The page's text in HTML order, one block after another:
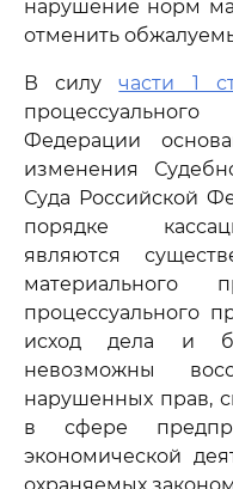
нарушение норм
отменить
В силучасти 1
Федерации
изменения
Суда Российской
порядке
являются
процессуального
исход дела и
невозможны
нарушенных прав,
в сфере
экономической